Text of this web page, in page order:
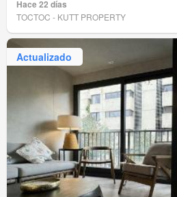
Hace 22 días
TOCTOC - KUTT PROPERTY
Actualizado